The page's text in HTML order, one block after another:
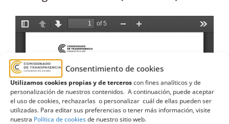
Consentimiento de cookies
Utilizamos cookies propias y de terceroscon fines analíticos y de
personalización de nuestros contenidos. A continuación, puede aceptar
el uso de cookies, rechazarlas o personalizar cuál de ellas pueden ser
utilizadas. Para editar sus preferencias o tener más información, visite
nuestra Política de cookiesde nuestro sitio web.